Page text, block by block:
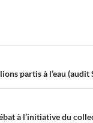
partis à l’eau (audit
à l’initiative du